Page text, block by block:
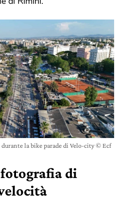
la bike parade di Velo-city © Ecf
di